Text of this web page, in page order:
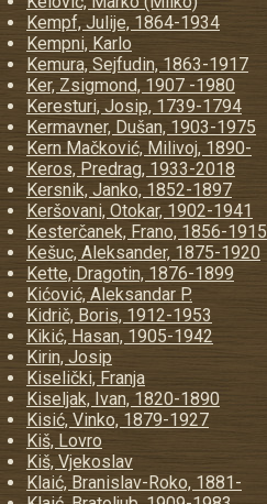
Kempf, Julije, 1864-1934
Kempni, Karlo
Kemura, Sejfudin, 1863-1917
Ker, Zsigmond, 1907 -1980
Keresturi, Josip, 1739-1794
Kermavner, Dušan, 1903-1975
Kern Mačković, Milivoj, 1890-
Keros, Predrag, 1933-2018
Kersnik, Janko, 1852-1897
Keršovani, Otokar, 1902-1941
Kesterčanek, Frano, 1856-1915
Kešuc, Aleksander, 1875-1920
Kette, Dragotin, 1876-1899
Kićović, Aleksandar P.
Kidrič, Boris, 1912-1953
Kikić, Hasan, 1905-1942
Kirin, Josip
Kiselički, Franja
Kiseljak, Ivan, 1820-1890
Kisić, Vinko, 1879-1927
Kiš, Lovro
Kiš, Vjekoslav
Klaić, Branislav-Roko, 1881-